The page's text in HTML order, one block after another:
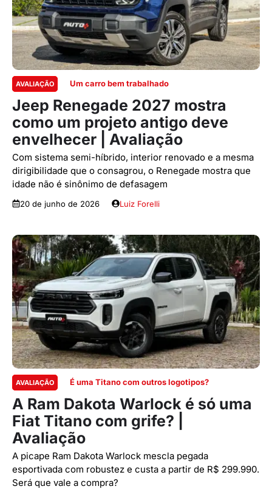
AVALIAÇÃO Um carro bem trabalhado
Jeep Renegade 2027 mostra
como um projeto antigo deve
envelhecer | Avaliação
Com sistema semi-híbrido, interior renovado e a mesma
dirigibilidade que o consagrou, o Renegade mostra que
idade não é sinônimo de defasagem
20 de junho de 2026 Luiz Forelli
AVALIAÇÃO É uma Titano com outros logotipos?
A Ram Dakota Warlock é só uma
Fiat Titano com grife? |
Avaliação
A picape Ram Dakota Warlock mescla pegada
esportivada com robustez e custa a partir de R$ 299.990.
Será que vale a compra?